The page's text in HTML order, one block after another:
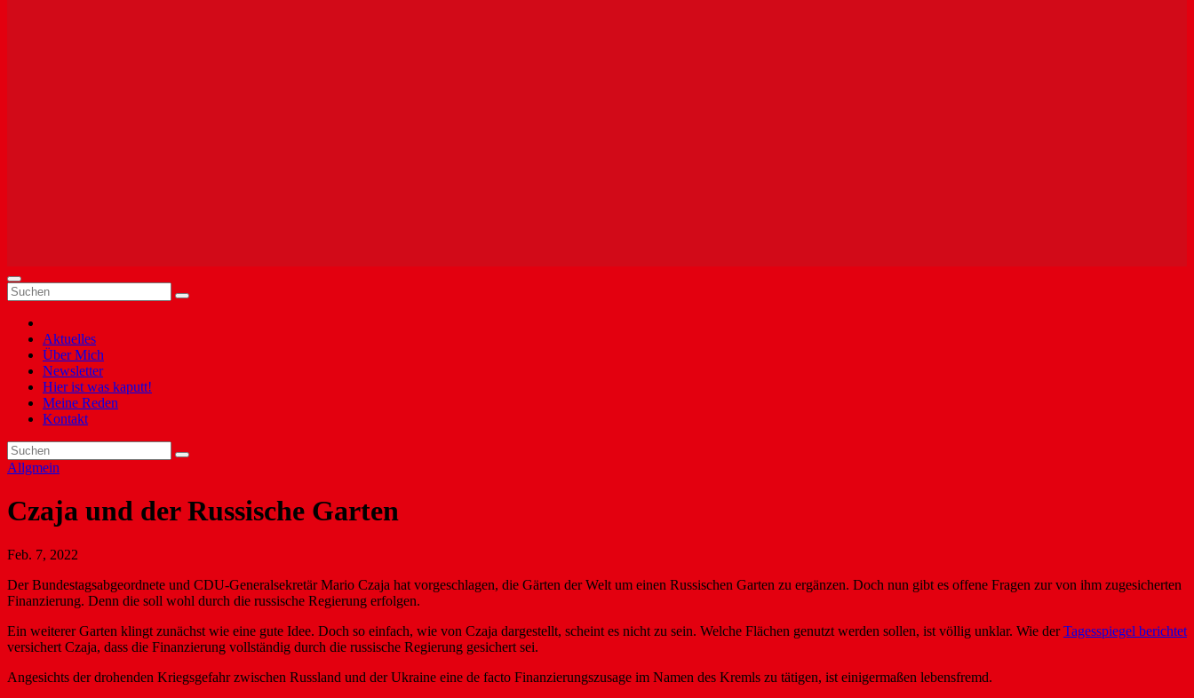
Aktuelles
Über Mich
Newsletter
Hier ist was kaputt!
Meine Reden
Kontakt
Allgmein
Czaja und der Russische Garten
Feb. 7, 2022
Der Bundestagsabgeordnete und CDU-Generalsekretär Mario Czaja hat vorgeschlagen, die Gärten der Welt um einen Russischen Garten zu ergänzen. Doch nun gibt es offene Fragen zur von ihm zugesicherten
Finanzierung. Denn die soll wohl durch die russische Regierung erfolgen.
Ein weiterer Garten klingt zunächst wie eine gute Idee. Doch so einfach, wie von Czaja dargestellt, scheint es nicht zu sein. Welche Flächen genutzt werden sollen, ist völlig unklar. Wie derTagesspiegel berichtet
versichert Czaja, dass die Finanzierung vollständig durch die russische Regierung gesichert sei.
Angesichts der drohenden Kriegsgefahr zwischen Russland und der Ukraine eine de facto Finanzierungszusage im Namen des Kremls zu tätigen, ist einigermaßen lebensfremd.